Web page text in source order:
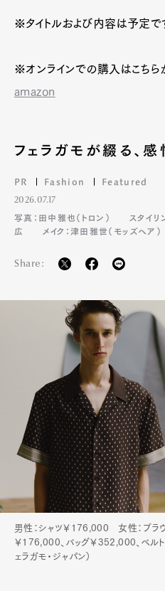
※タイトルおよび内容は予定で
※オンラインでの購入はこちら
amazon
フェラガモが綴る、
PR Fashion Featured
2026.07.17
写真：田中雅也（トロン）
スタイリ
広
メイク：津田雅世（モッズヘア）
Share:
男性：シャツ￥176,000 女性：ブラ
￥176,000、バッグ￥352,000、ベル
ェラガモ・ジャパン）